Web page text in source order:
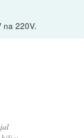
na 220V.